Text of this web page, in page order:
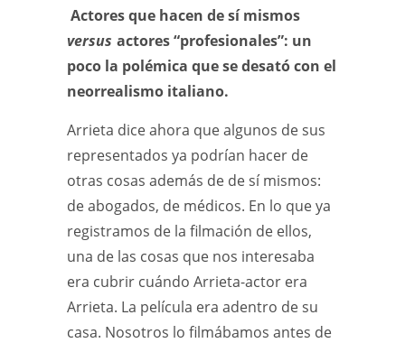
Actores que hacen de sí mismos
versus actores “profesionales”: un
poco la polémica que se desató con el
neorrealismo italiano.
Arrieta dice ahora que algunos de sus
representados ya podrían hacer de
otras cosas además de de sí mismos:
de abogados, de médicos. En lo que ya
registramos de la filmación de ellos,
una de las cosas que nos interesaba
era cubrir cuándo Arrieta-actor era
Arrieta. La película era adentro de su
casa. Nosotros lo filmábamos antes de